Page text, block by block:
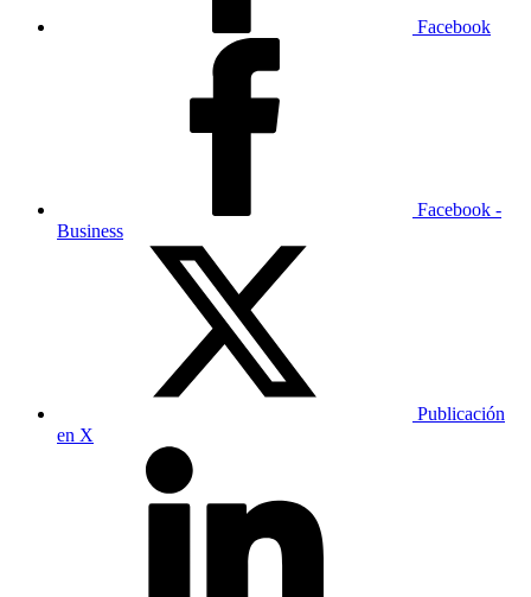
Facebook
Facebook -
Business
Publicación
en X